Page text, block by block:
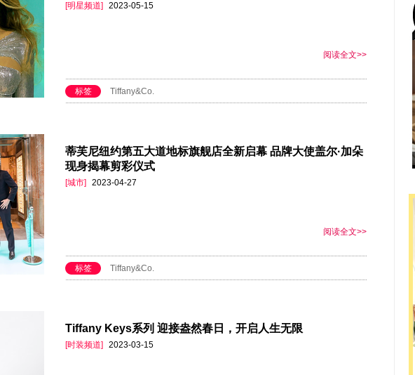
[明星频道] 2023-05-15
阅读全文>>
标签 Tiffany&Co.
蒂芙尼纽约第五大道地标旗舰店全新启幕 品牌大使盖尔·加朵
现身揭幕剪彩仪式
[城市] 2023-04-27
阅读全文>>
标签 Tiffany&Co.
Tiffany Keys系列 迎接盎然春日，开启人生无限
[时装频道] 2023-03-15